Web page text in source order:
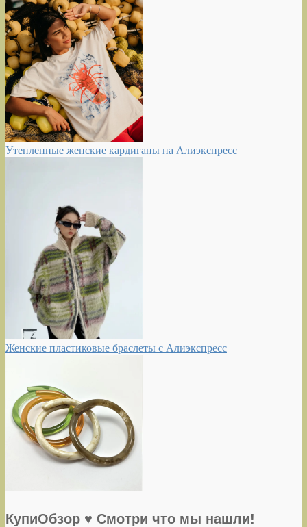
Утепленные женские кардиганы на Алиэкспресс
Женские пластиковые браслеты с Алиэкспресс
КупиОбзор ♥ Смотри что мы нашли!